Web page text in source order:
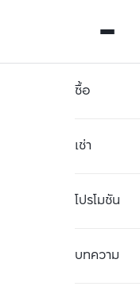
ซื้อ
เช่า
โปรโมชัน
บทความ